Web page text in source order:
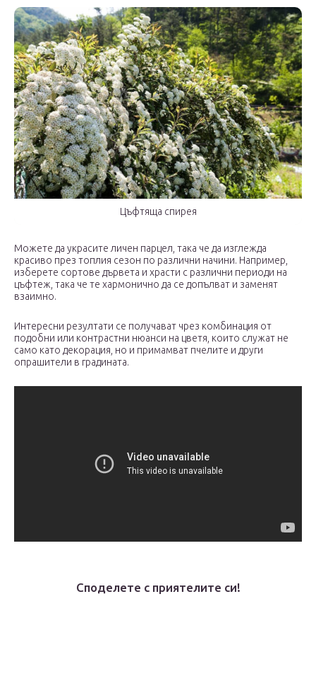
Цъфтяща спирея
Можете да украсите личен парцел, така че да изглежда
красиво през топлия сезон по различни начини. Например,
изберете сортове дървета и храсти с различни периоди на
цъфтеж, така че те хармонично да се допълват и заменят
взаимно.
Интересни резултати се получават чрез комбинация от
подобни или контрастни нюанси на цветя, които служат не
само като декорация, но и примамват пчелите и други
опрашители в градината.
Споделете с приятелите си!